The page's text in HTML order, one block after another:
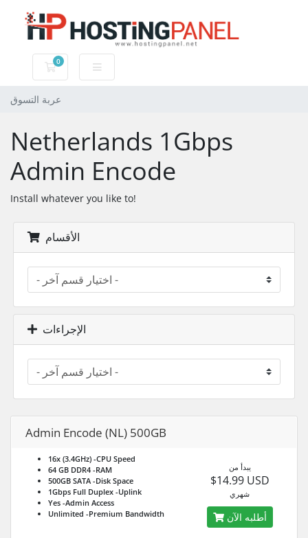
0
عربة التسوق
عربة التسوق
Netherlands 1Gbps
Admin Encode
Install whatever you like to!
الأقسام
الإجراءات
Admin Encode (NL) 500GB
16x (3.4GHz) -CPU Speed
64 GB DDR4 -RAM
500GB SATA -Disk Space
1Gbps Full Duplex -Uplink
Yes -Admin Access
Unlimited -Premium Bandwidth
يبدأ من
$14.99 USD
شهري
أطلبه الآن